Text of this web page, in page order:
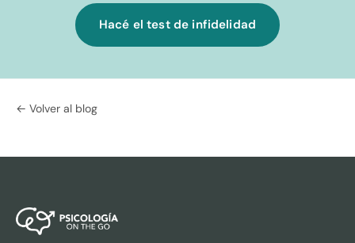
Hacé el test de infidelidad
← Volver al blog